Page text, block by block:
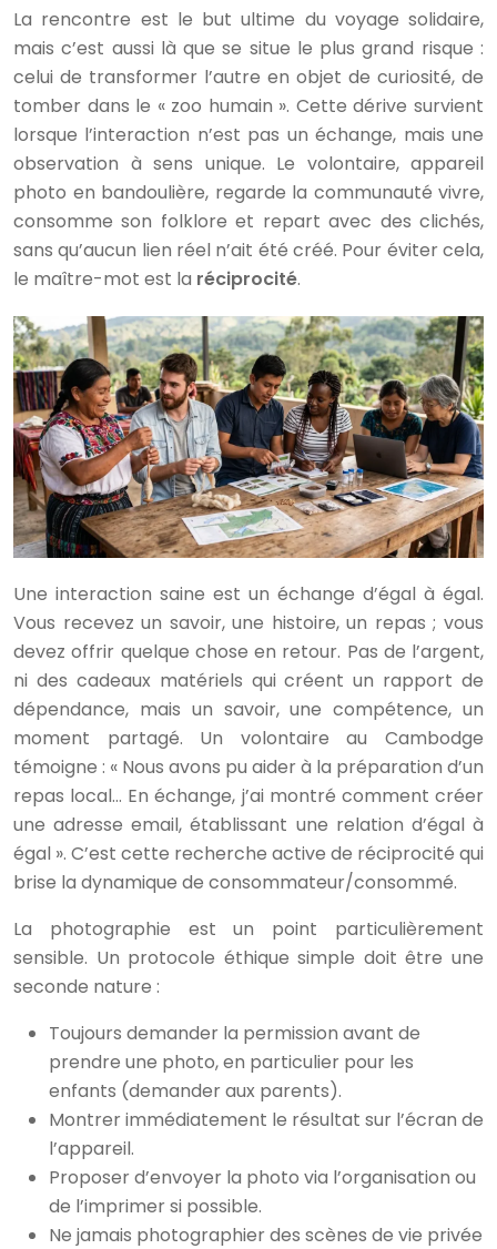
La rencontre est le but ultime du voyage solidaire,
mais c’est aussi là que se situe le plus grand risque :
celui de transformer l’autre en objet de curiosité, de
tomber dans le « zoo humain ». Cette dérive survient
lorsque l’interaction n’est pas un échange, mais une
observation à sens unique. Le volontaire, appareil
photo en bandoulière, regarde la communauté vivre,
consomme son folklore et repart avec des clichés,
sans qu’aucun lien réel n’ait été créé. Pour éviter cela,
le maître-mot est la réciprocité.
Une interaction saine est un échange d’égal à égal.
Vous recevez un savoir, une histoire, un repas ; vous
devez offrir quelque chose en retour. Pas de l’argent,
ni des cadeaux matériels qui créent un rapport de
dépendance, mais un savoir, une compétence, un
moment partagé. Un volontaire au Cambodge
témoigne : « Nous avons pu aider à la préparation d’un
repas local… En échange, j’ai montré comment créer
une adresse email, établissant une relation d’égal à
égal ». C’est cette recherche active de réciprocité qui
brise la dynamique de consommateur/consommé.
La photographie est un point particulièrement
sensible. Un protocole éthique simple doit être une
seconde nature :
Toujours demander la permission avant de
prendre une photo, en particulier pour les
enfants (demander aux parents).
Montrer immédiatement le résultat sur l’écran de
l’appareil.
Proposer d’envoyer la photo via l’organisation ou
de l’imprimer si possible.
Ne jamais photographier des scènes de vie privée